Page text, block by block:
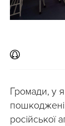
Громади, у
пошкоджені
російської